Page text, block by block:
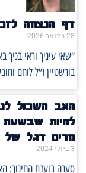
דף הנצחה
28 בינואר 2026
״שאי עיניך וראי בניך
בורשטיין ז״ל לוחם
האב השכול
להיות שבשעת
מרים דגל של
3 ביולי 2024
סערה בועדת החינוך: